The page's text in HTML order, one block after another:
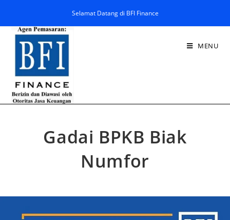
Selamat Datang di BFI Finance
MENU
Gadai BPKB Biak
Numfor